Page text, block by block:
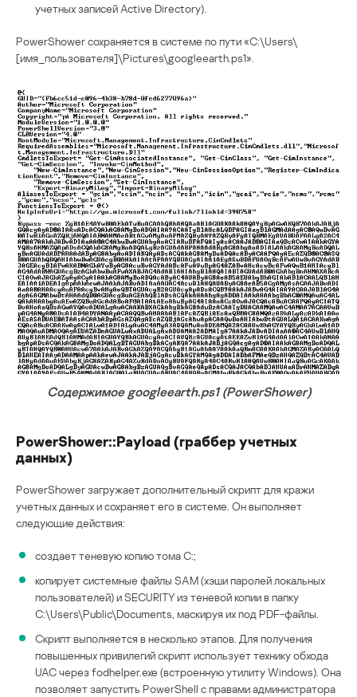
учетных записей Active Directory).
PowerShower сохраняется в системе по пути «C:\Users\
[имя_пользователя]\Pictures\googleearth.ps1».
Содержимое googleearth.ps1 (PowerShower)
PowerShower::Payload (граббер учетных
данных)
PowerShower загружает дополнительный скрипт для кражи
учетных данных и сохраняет его в системе. Он выполняет
следующие действия:
создает теневую копию тома C:;
копирует системные файлы SAM (хэши паролей локальных
пользователей) и SECURITY из теневой копии в папку
C:\Users\Public\Documents, маскируя их под PDF-файлы.
Скрипт выполняется в несколько этапов. Для получения
повышенных привилегий скрипт использует технику обхода
UAC через fodhelper.exe (встроенную утилиту Windows). Она
позволяет запустить PowerShell с правами администратора